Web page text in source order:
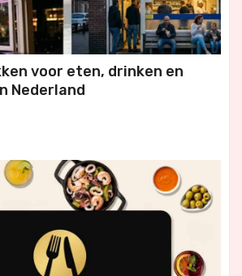
voor eten, drinken en
Nederland